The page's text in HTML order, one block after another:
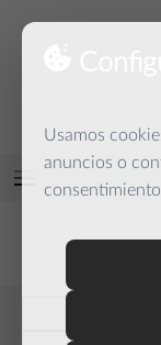
Usamos
anuncios o